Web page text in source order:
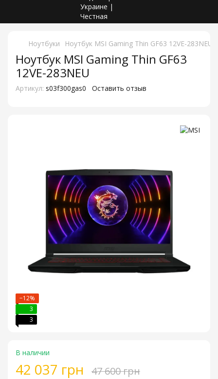
Ноутбуки Ноутбук MSI Gaming Thin GF63 12VE-283NEU
Ноутбук MSI Gaming Thin GF63
12VE-283NEU
Артикул: s03f300gas0 Оставить отзыв
−12%
3
3
В наличии
42 037 грн 47 600 грн